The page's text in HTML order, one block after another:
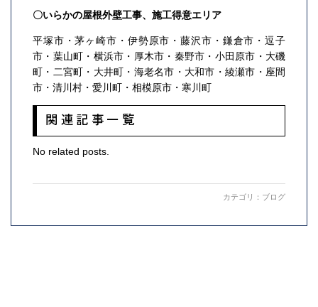
〇いらかの屋根外壁工事、施工得意エリア
平塚市・茅ヶ崎市・伊勢原市・藤沢市・鎌倉市・逗子
市・葉山町・横浜市・厚木市・秦野市・小田原市・大磯
町・二宮町・大井町・海老名市・大和市・綾瀬市・座間
市・清川村・愛川町・相模原市・寒川町
関連記事一覧
No related posts.
カテゴリ： ブログ